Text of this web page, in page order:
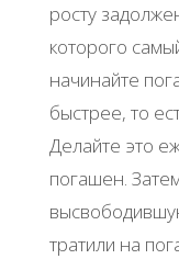
росту
которого
начинайте
быстрее, то
Делайте это
погашен.
тратили на